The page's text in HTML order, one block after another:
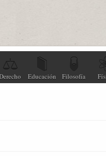
Educación Filosofía